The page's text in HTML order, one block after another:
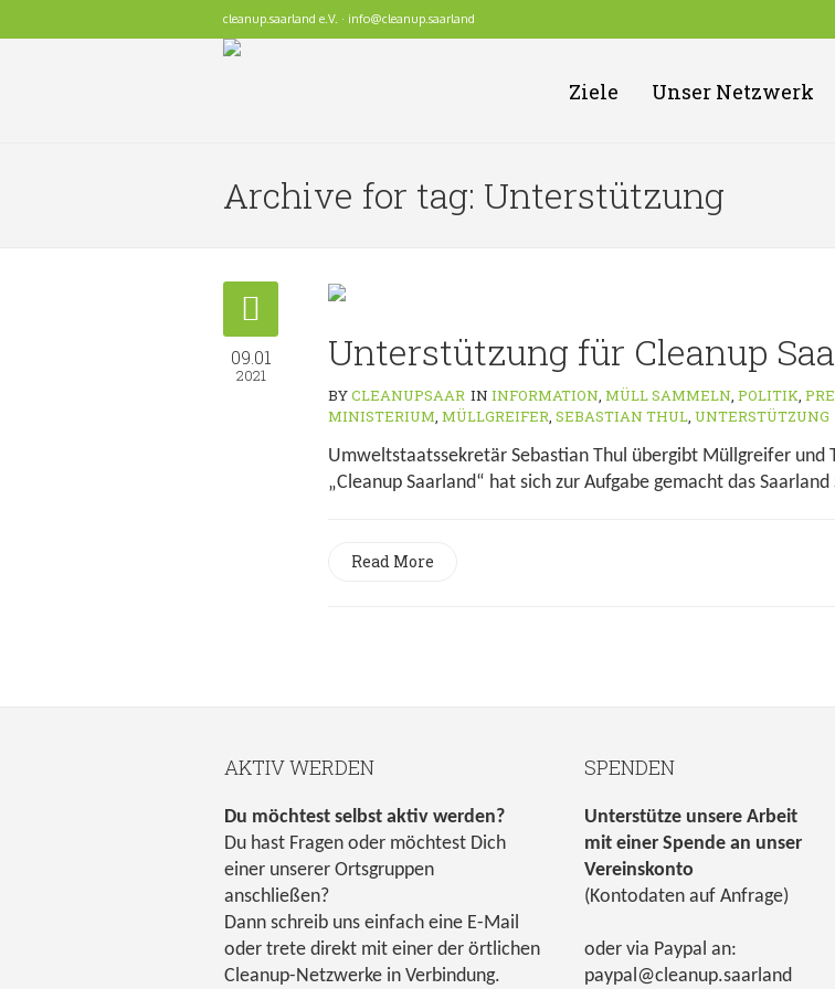
cleanup.saarland e.V. · info@cleanup.saarland
Ziele Unser Netzwerk
Archive for tag: Unterstützung
09.01
2021 Unterstützung für Cleanup
BYCLEANUPSAAR IN INFORMATION, MÜLL SAMMELN, POLITIK,
MINISTERIUM, MÜLLGREIFER, SEBASTIAN THUL, UNTERSTÜTZUNG
Umweltstaatssekretär Sebastian Thul übergibt Müllgreifer
„Cleanup Saarland“ hat sich zur Aufgabe gemacht das
Read More
AKTIV WERDEN
Du möchtest selbst aktiv werden?
Du hast Fragen oder möchtest Dich
einer unserer Ortsgruppen
anschließen?
Dann schreib uns einfach eine E-Mail
oder trete direkt mit einer der örtlichen
Cleanup-Netzwerke in Verbindung.
SPENDEN
Unterstütze unsere Arbeit
mit einer Spende an unser
Vereinskonto
(Kontodaten auf Anfrage)
oder via Paypal an:
paypal@cleanup.saarland